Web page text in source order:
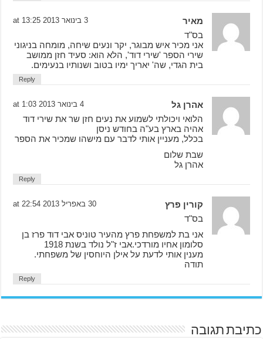
מאיר 3 בינואר 2013 at 13:25
בס"ד
אני מכיר איש מבוגר, יקר ונעים שיחה, מומחה בניגוני
שירי הספר 'שירי דוד', הלא הוא: סעיד חזן ממושב
בית הגדי, שה' יאריך ימיו בטוב ושנותיו בנעימים.
Reply
אהרן גל 4 בינואר 2013 at 1:03
הלואי ויכולתי לשמוע את נעים חזן שר את שירי דוד
אהיה בארץ בע"ה בחודש ניסן
בכלל, מעניין אותי לדבר עם מישהו שמכיר את הספר
שבת שלום
אהרן גל
Reply
קורין פרץ 30 באפריל 2013 at 22:54
בס"ד
אני בת למשפחת פרץ מהעיר טוניס אבי דוד פרז בן
סלומון אחיו מורדכי.אבי ז"ל נולד בשנת 1918
מענין אותי לדעת על אילן היוחסין של משפחתי.
תודה
Reply
כתיבת תגובה